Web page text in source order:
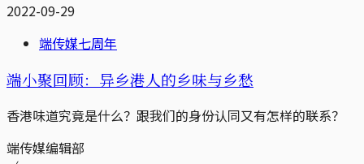
2022-09-29
端传媒七周年
端小聚回顾：异乡港人的乡味与乡愁
香港味道究竟是什么？跟我们的身份认同又有怎样的联系？
端传媒编辑部